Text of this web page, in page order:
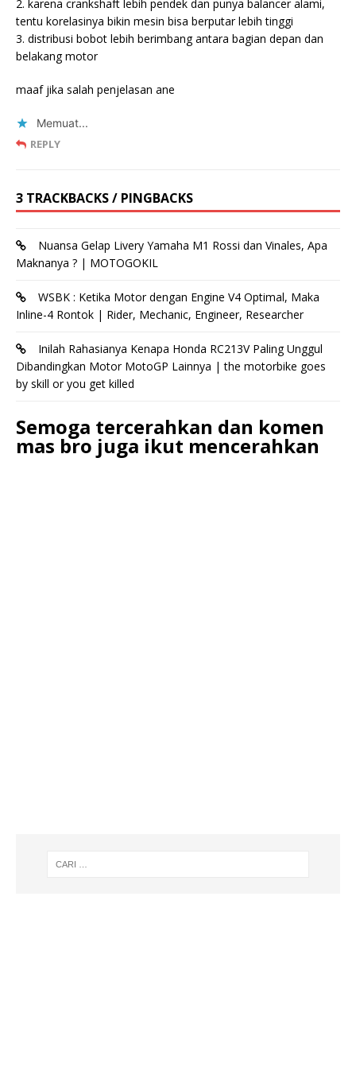
2. karena crankshaft lebih pendek dan punya balancer alami,
tentu korelasinya bikin mesin bisa berputar lebih tinggi
3. distribusi bobot lebih berimbang antara bagian depan dan
belakang motor
maaf jika salah penjelasan ane
Memuat...
REPLY
3 TRACKBACKS / PINGBACKS
Nuansa Gelap Livery Yamaha M1 Rossi dan Vinales, Apa
Maknanya ? | MOTOGOKIL
WSBK : Ketika Motor dengan Engine V4 Optimal, Maka
Inline-4 Rontok | Rider, Mechanic, Engineer, Researcher
Inilah Rahasianya Kenapa Honda RC213V Paling Unggul
Dibandingkan Motor MotoGP Lainnya | the motorbike goes
by skill or you get killed
Semoga tercerahkan dan komen
mas bro juga ikut mencerahkan